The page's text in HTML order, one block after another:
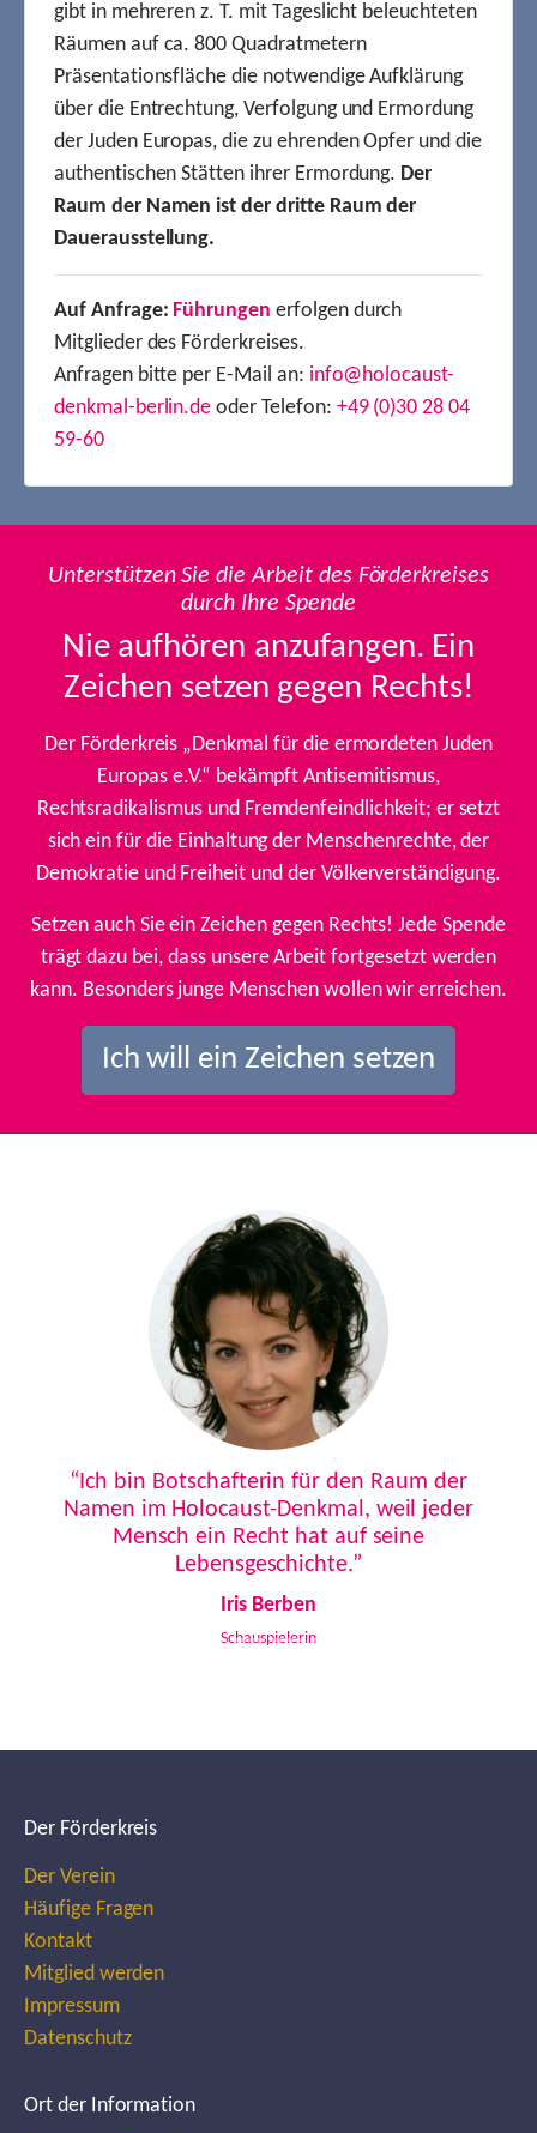
gibt in mehreren z. T. mit Tageslicht beleuchteten
Räumen auf ca. 800 Quadratmetern
Präsentationsfläche die notwendige Aufklärung
über die Entrechtung, Verfolgung und Ermordung
der Juden Europas, die zu ehrenden Opfer und die
authentischen Stätten ihrer Ermordung. Der
Raum der Namen ist der dritte Raum der
Dauerausstellung.
Auf Anfrage: Führungen erfolgen durch
Mitglieder des Förderkreises.
Anfragen bitte per E-Mail an: info@holocaust-
denkmal-berlin.de oder Telefon: +49 (0)30 28 04
59-60
Unterstützen Sie die Arbeit des Förderkreises
durch Ihre Spende
Nie aufhören anzufangen. Ein
Zeichen setzen gegen Rechts!
Der Förderkreis „Denkmal für die ermordeten Juden
Europas e.V.“ bekämpft Antisemitismus,
Rechtsradikalismus und Fremdenfeindlichkeit; er setzt
sich ein für die Einhaltung der Menschenrechte, der
Demokratie und Freiheit und der Völkerverständigung.
Setzen auch Sie ein Zeichen gegen Rechts! Jede Spende
trägt dazu bei, dass unsere Arbeit fortgesetzt werden
kann. Besonders junge Menschen wollen wir erreichen.
Ich will ein Zeichen setzen
“Ich bin Botschafterin für den Raum der
Namen im Holocaust-Denkmal, weil jeder
Mensch ein Recht hat auf seine
Lebensgeschichte.”
Iris Berben
Schauspielerin
Der Förderkreis
Der Verein
Häufige Fragen
Kontakt
Mitglied werden
Impressum
Datenschutz
Ort der Information